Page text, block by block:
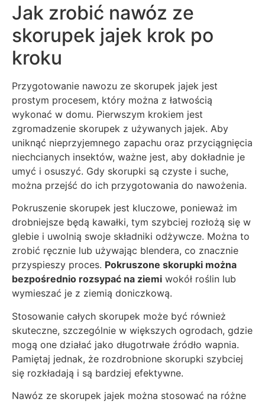
Jak zrobić nawóz ze
skorupek jajek krok po
kroku
Przygotowanie nawozu ze skorupek jajek jest
prostym procesem, który można z łatwością
wykonać w domu. Pierwszym krokiem jest
zgromadzenie skorupek z używanych jajek. Aby
uniknąć nieprzyjemnego zapachu oraz przyciągnięcia
niechcianych insektów, ważne jest, aby dokładnie je
umyć i osuszyć. Gdy skorupki są czyste i suche,
można przejść do ich przygotowania do nawożenia.
Pokruszenie skorupek jest kluczowe, ponieważ im
drobniejsze będą kawałki, tym szybciej rozłożą się w
glebie i uwolnią swoje składniki odżywcze. Można to
zrobić ręcznie lub używając blendera, co znacznie
przyspieszy proces. Pokruszone skorupki można
bezpośrednio rozsypać na ziemi wokół roślin lub
wymieszać je z ziemią doniczkową.
Stosowanie całych skorupek może być również
skuteczne, szczególnie w większych ogrodach, gdzie
mogą one działać jako długotrwałe źródło wapnia.
Pamiętaj jednak, że rozdrobnione skorupki szybciej
się rozkładają i są bardziej efektywne.
Nawóz ze skorupek jajek można stosować na różne